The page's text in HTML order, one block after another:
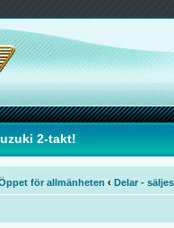
2-takt!
för allmänheten ‹ Delar - säljes